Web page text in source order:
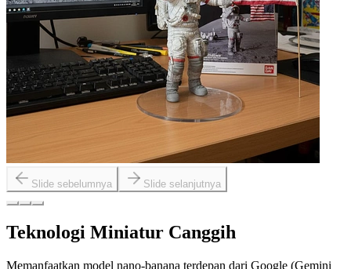
Slide sebelumnya Slide selanjutnya
Teknologi Miniatur Canggih
Memanfaatkan model nano-banana terdepan dari Google (Gemini
2.5 Flash Image) - AI berperingkat tertinggi di LMArena. Teknologi
revolusioner ini mengkhususkan diri dalam mengubah foto menjadi
figurin koleksi ultra-realistis dengan detail miniatur otentik, kemasan
profesional, dan lingkungan desktop yang sangat nyata.
Keunggulan AI Nano-Banana
Didukung oleh model nano-banana Google - AI berperingkat
#1 di LMArena. Teknologi canggih ini memastikan